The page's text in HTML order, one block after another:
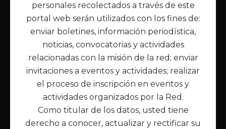
Enlaces Principales
Inicio
Acerca de Malunga
Nuestra misión
Quiénes somos
Enlaces de interés
Publicaciones
Noticias
Contáctanos
personales recolectados a través de este
portal web serán utilizados con los fines de:
enviar boletines, información periodística,
noticias, convocatorias y actividades
relacionadas con la misión de la red; enviar
invitaciones a eventos y actividades; realizar
el proceso de inscripción en eventos y
actividades organizados por la Red.
Como titular de los datos, usted tiene
derecho a conocer, actualizar y rectificar su